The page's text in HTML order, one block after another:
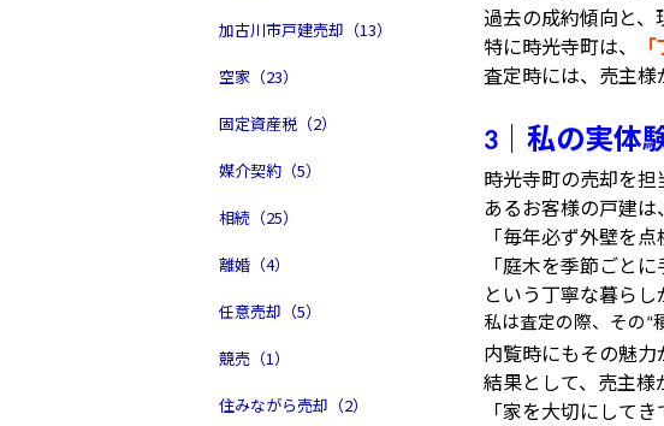
加古川市戸建売却（13）
空家（23）
固定資産税（2）
媒介契約（5）
相続（25）
離婚（4）
任意売却（5）
競売（1）
住みながら売却（2）
過去の成約傾向と、
特に時光寺町は、
査定時には、売主様
3 ｜私の実体
時光寺町の売却を担
あるお客様の戸建は
「毎年必ず外壁を点
「庭木を季節ごと
という丁寧な暮らし
私は査定の際、その “
内覧時にもその魅力
結果として、売主様
「家を大切にして